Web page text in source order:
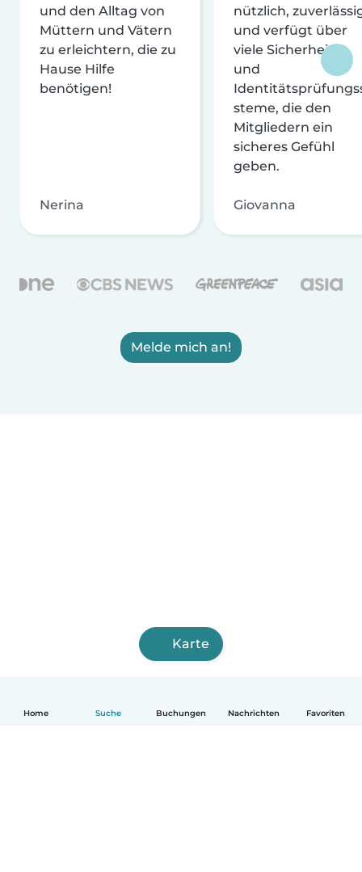
Home Suche Buchungen Nachrichten Favoriten
und den Alltag von
Müttern und Vätern
zu erleichtern, die zu
Hause Hilfe
benötigen!
Nerina
nützlich,
und verfügt über
viele Sicherheits-
und
steme, die den
Mitgliedern ein
sicheres Gefühl
geben.
Giovanna
Melde mich an!
Karte